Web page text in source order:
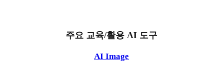
주요 교육/활용 AI 도구
AI Image